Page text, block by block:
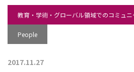
教育・学術・グローバル領域でのコミュ
People
2017.11.27